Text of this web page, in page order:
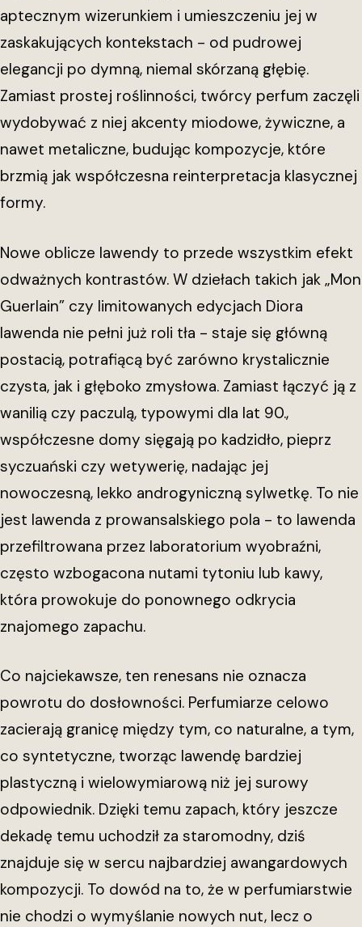
aptecznym wizerunkiem i umieszczeniu jej w
zaskakujących kontekstach - od pudrowej
elegancji po dymną, niemal skórzaną głębię.
Zamiast prostej roślinności, twórcy perfum zaczęli
wydobywać z niej akcenty miodowe, żywiczne, a
nawet metaliczne, budując kompozycje, które
brzmią jak współczesna reinterpretacja klasycznej
formy.
Nowe oblicze lawendy to przede wszystkim efekt
odważnych kontrastów. W dziełach takich jak „Mon
Guerlain” czy limitowanych edycjach Diora
lawenda nie pełni już roli tła - staje się główną
postacią, potrafiącą być zarówno krystalicznie
czysta, jak i głęboko zmysłowa. Zamiast łączyć ją z
wanilią czy paczulą, typowymi dla lat 90.,
współczesne domy sięgają po kadzidło, pieprz
syczuański czy wetywerię, nadając jej
nowoczesną, lekko androgyniczną sylwetkę. To nie
jest lawenda z prowansalskiego pola - to lawenda
przefiltrowana przez laboratorium wyobraźni,
często wzbogacona nutami tytoniu lub kawy,
która prowokuje do ponownego odkrycia
znajomego zapachu.
Co najciekawsze, ten renesans nie oznacza
powrotu do dosłowności. Perfumiarze celowo
zacierają granicę między tym, co naturalne, a tym,
co syntetyczne, tworząc lawendę bardziej
plastyczną i wielowymiarową niż jej surowy
odpowiednik. Dzięki temu zapach, który jeszcze
dekadę temu uchodził za staromodny, dziś
znajduje się w sercu najbardziej awangardowych
kompozycji. To dowód na to, że w perfumiarstwie
nie chodzi o wymyślanie nowych nut, lecz o